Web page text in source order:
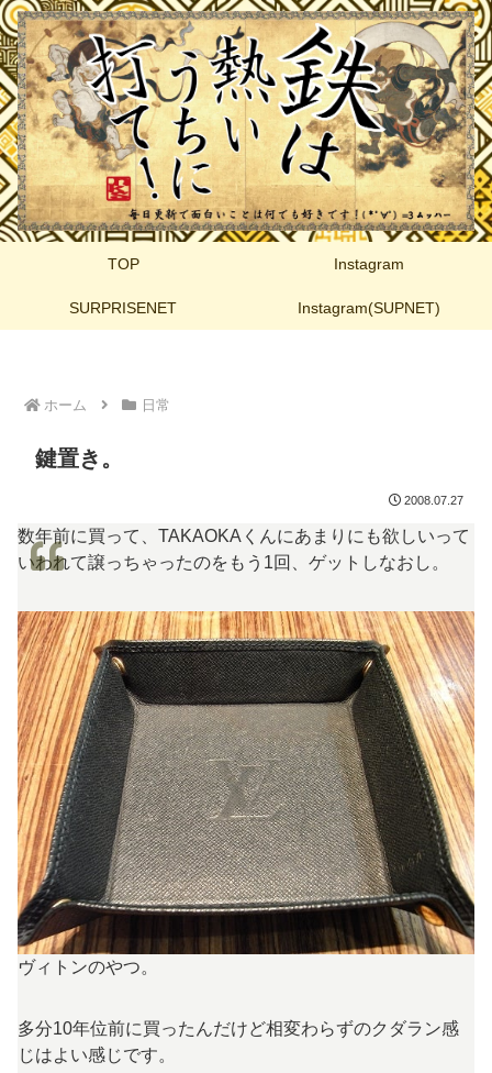
TOP Instagram
SURPRISENET Instagram(SUPNET)
ホーム 日常
鍵置き。
2008.07.27
数年前に買って、TAKAOKAくんにあまりにも欲しいって
いわれて譲っちゃったのをもう1回、ゲットしなおし。
ヴィトンのやつ。
多分10年位前に買ったんだけど相変わらずのクダラン感
じはよい感じです。